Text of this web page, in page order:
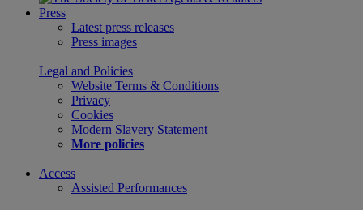
Press
Latest press releases
Press images
Legal and Policies
Website Terms & Conditions
Privacy
Cookies
Modern Slavery Statement
More policies
Access
Assisted Performances